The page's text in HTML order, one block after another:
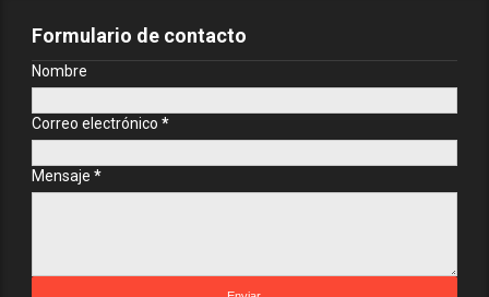
Formulario de contacto
Nombre
Correo electrónico *
Mensaje *